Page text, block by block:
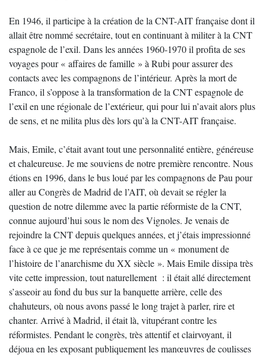
En 1946, il participe à la création de la CNT-AIT française dont il
allait être nommé secrétaire, tout en continuant à militer à la CNT
espagnole de l’exil. Dans les années 1960-1970 il profita de ses
voyages pour « affaires de famille » à Rubi pour assurer des
contacts avec les compagnons de l’intérieur. Après la mort de
Franco, il s’oppose à la transformation de la CNT espagnole de
l’exil en une régionale de l’extérieur, qui pour lui n’avait alors plus
de sens, et ne milita plus dès lors qu’à la CNT-AIT française.
Mais, Emile, c’était avant tout une personnalité entière, généreuse
et chaleureuse. Je me souviens de notre première rencontre. Nous
étions en 1996, dans le bus loué par les compagnons de Pau pour
aller au Congrès de Madrid de l’AIT, où devait se régler la
question de notre dilemme avec la partie réformiste de la CNT,
connue aujourd’hui sous le nom des Vignoles. Je venais de
rejoindre la CNT depuis quelques années, et j’étais impressionné
face à ce que je me représentais comme un « monument de
l’histoire de l’anarchisme du XX siècle ». Mais Emile dissipa très
vite cette impression, tout naturellement : il était allé directement
s’asseoir au fond du bus sur la banquette arrière, celle des
chahuteurs, où nous avons passé le long trajet à parler, rire et
chanter. Arrivé à Madrid, il était là, vitupérant contre les
réformistes. Pendant le congrès, très attentif et clairvoyant, il
déjoua en les exposant publiquement les manœuvres de coulisses